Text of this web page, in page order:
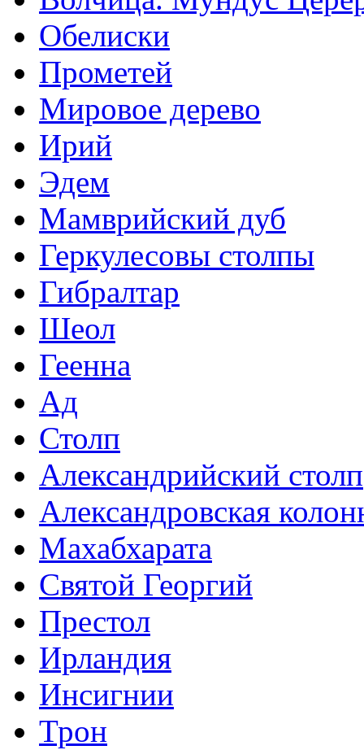
Обелиски
Прометей
Мировое дерево
Ирий
Эдем
Мамврийский дуб
Геркулесовы столпы
Гибралтар
Шеол
Геенна
Ад
Столп
Александрийский столп
Александровская
Махабхарата
Святой Георгий
Престол
Ирландия
Инсигнии
Трон